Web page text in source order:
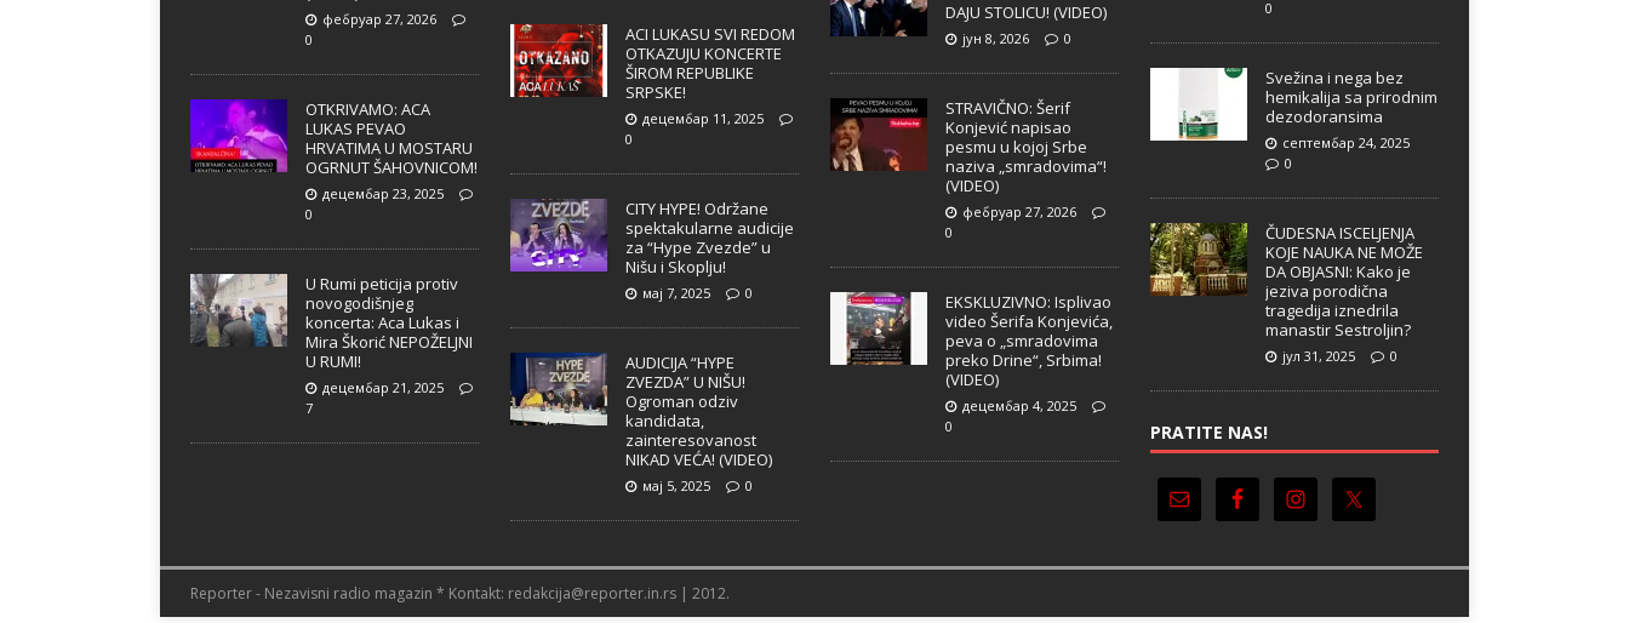
фебруар 27, 2026
0
OTKRIVAMO: ACA
LUKAS PEVAO
HRVATIMA U MOSTARU
OGRNUT ŠAHOVNICOM!
децембар 23, 2025
0
U Rumi peticija protiv
novogodišnjeg
koncerta: Aca Lukas i
Mira Škorić NEPOŽELJNI
U RUMI!
децембар 21, 2025
7
ACI LUKASU SVI REDOM
OTKAZUJU KONCERTE
ŠIROM REPUBLIKE
SRPSKE!
децембар 11, 2025
0
CITY HYPE! Održane
spektakularne audicije
za “Hype Zvezde” u
Nišu i Skoplju!
мај 7, 2025 0
AUDICIJA “HYPE
ZVEZDA” U NIŠU!
Ogroman odziv
kandidata,
zainteresovanost
NIKAD VEĆA! (VIDEO)
мај 5, 2025 0
DAJU STOLICU! (VIDEO)
јун 8, 2026 0
STRAVIČNO: Šerif
Konjević napisao
pesmu u kojoj Srbe
naziva „smradovima“!
(VIDEO)
фебруар 27, 2026
0
EKSKLUZIVNO: Isplivao
video Šerifa Konjevića,
peva o „smradovima
preko Drine“, Srbima!
(VIDEO)
децембар 4, 2025
0
0
Svežina i nega bez
hemikalija sa prirodnim
dezodoransima
септембар 24, 2025
0
ČUDESNA ISCELJENJA
KOJE NAUKA NE MOŽE
DA OBJASNI: Kako je
jeziva porodična
tragedija iznedrila
manastir Sestroljin?
јул 31, 2025 0
PRATITE NAS!
Reporter - Nezavisni radio magazin * Kontakt: redakcija@reporter.in.rs | 2012.